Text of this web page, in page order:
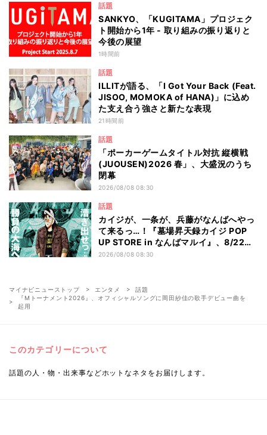
話題
SANKYO、「KUGITAMA」プロジェク
ト開始から1年 - 取り組みの振り返りと
今後の展望
1時間前
話題
ILLITが語る、「I Got Your Back (Feat.
JISOO, MOMOKA of HANA)」に込め
た支え合う強さと新たな表現
21時間前
話題
「ポーカーゲームタイトル対抗 縦横戦
(JUOUSEN)2026 春」、大盛況のうち
閉幕
2026/08/08 08:30
話題
カイジが、一条が、兵藤がなんばへやっ
て来るっ…！『墓場昇天録カイジ POP
UP STORE in なんばマルイ』、8/22よ
り開催
2026/08/08 08:30
マイナビニューストップ エンタメ
話題
『Mトーナメント2026』、オフィシャルソングに岡田紗佳の歌手デビュー曲を
起用
このカテゴリーについて
話題の人・物・出来事などホットなネタをお届けします。